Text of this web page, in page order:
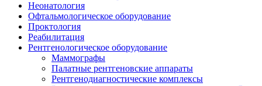
Неонатология
Офтальмологическое оборудование
Проктология
Реабилитация
Рентгенологическое оборудование
Маммографы
Палатные рентгеновские аппараты
Рентгенодиагностические комплексы